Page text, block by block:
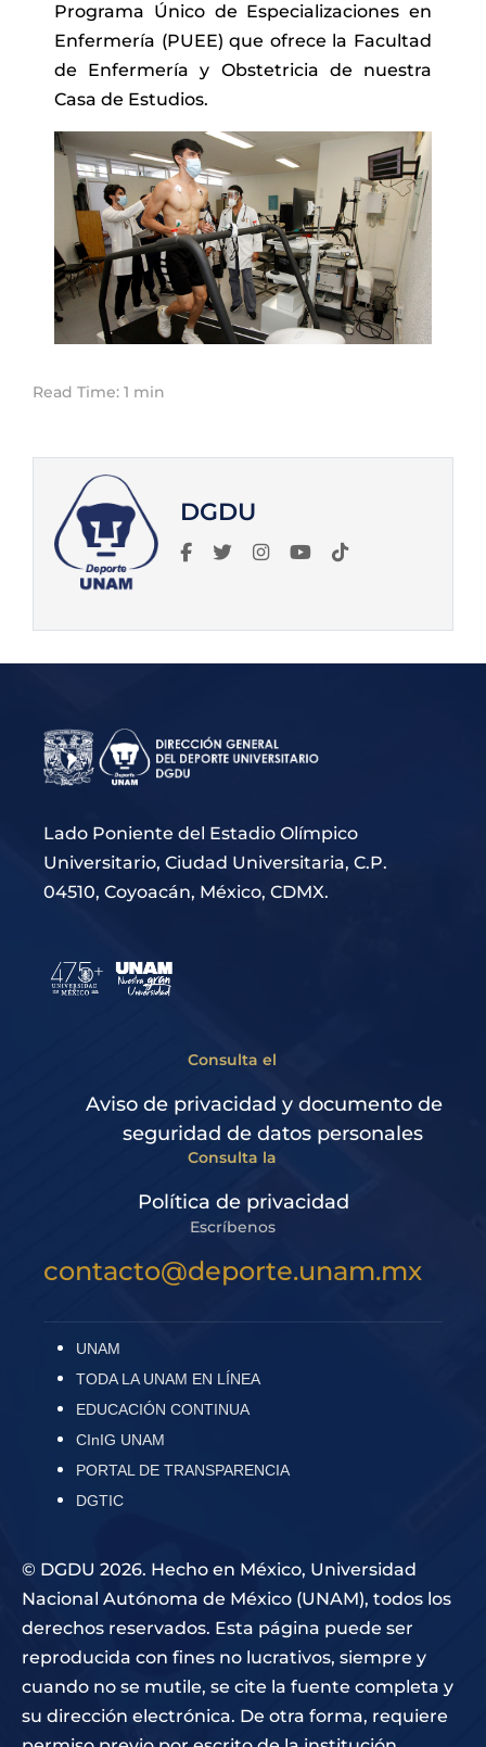
Programa Único de Especializaciones en
Enfermería (PUEE) que ofrece la Facultad
de Enfermería y Obstetricia de nuestra
Casa de Estudios.
Read Time: 1 min
DGDU
Lado Poniente del Estadio Olímpico
Universitario, Ciudad Universitaria, C.P.
04510, Coyoacán, México, CDMX.
Consulta el
Aviso de privacidad y documento de
seguridad de datos personales
Consulta la
Política de privacidad
Escríbenos
contacto@deporte.unam.mx
UNAM
TODA LA UNAM EN LÍNEA
EDUCACIÓN CONTINUA
CInIG UNAM
PORTAL DE TRANSPARENCIA
DGTIC
© DGDU 2026. Hecho en México, Universidad
Nacional Autónoma de México (UNAM), todos los
derechos reservados. Esta página puede ser
reproducida con fines no lucrativos, siempre y
cuando no se mutile, se cite la fuente completa y
su dirección electrónica. De otra forma, requiere